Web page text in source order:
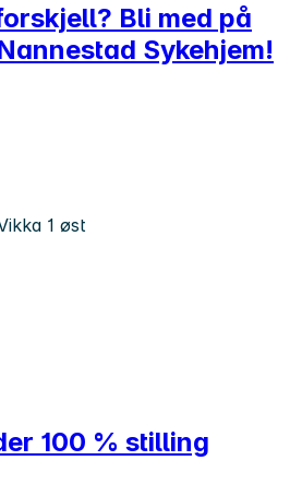
Bli med på
Sykehjem!
1 øst
100 % stilling